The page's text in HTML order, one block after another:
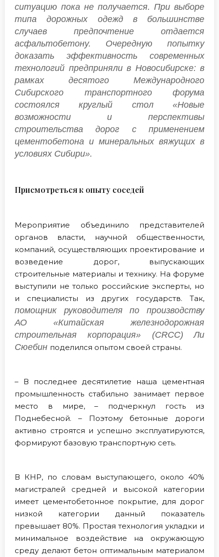
ситуацию пока не получается. При выборе
типа дорожных одежд в большинстве
случаев предпочтение отдается
асфальтобетону. Очередную попытку
доказать эффективность современных
технологий предприняли в Новосибирске: в
рамках десятого Международного
Сибирского транспортного форума
состоялся круглый стол «Новые
возможности и перспективы
строительства дорог с применением
цементобетона и минеральных вяжущих в
условиях Сибири».
Присмотреться к опыту соседей
Мероприятие объединило представителей
органов власти, научной общественности,
компаний, осуществляющих проектирование и
возведение дорог, выпускающих
строительные материалы и технику. На форуме
выступили не только российские эксперты, но
и специалисты из других государств. Так,
помощник руководителя по производству
АО «Китайская железнодорожная
строительная корпорация» (CRCC)
Ли
Сюебин поделился опытом своей страны.
– В последнее десятилетие наша цементная
промышленность стабильно занимает первое
место в мире, – подчеркнул гость из
Поднебесной. – Поэтому бетонные дороги
активно строятся и успешно эксплуатируются,
формируют базовую транспортную сеть.
В КНР, по словам выступающего, около 40%
магистралей средней и высокой категории
имеет цементобетонное покрытие, для дорог
низкой категории данный показатель
превышает 80%. Простая технология укладки и
минимальное воздействие на окружающую
среду делают бетон оптимальным материалом